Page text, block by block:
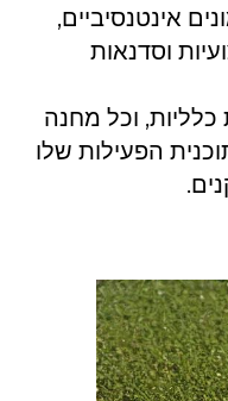
אינטנסיביים,
וסדנאות
כלליות, וכל מחנה
הפעילות שלו